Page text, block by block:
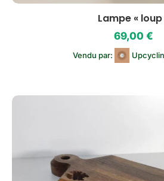
Lampe « loup
69,00 €
Vendu par: